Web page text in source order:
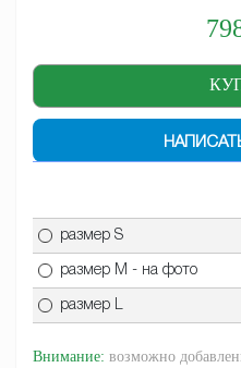
размер S
размер M - на фото
размер L
Внимание: возможно